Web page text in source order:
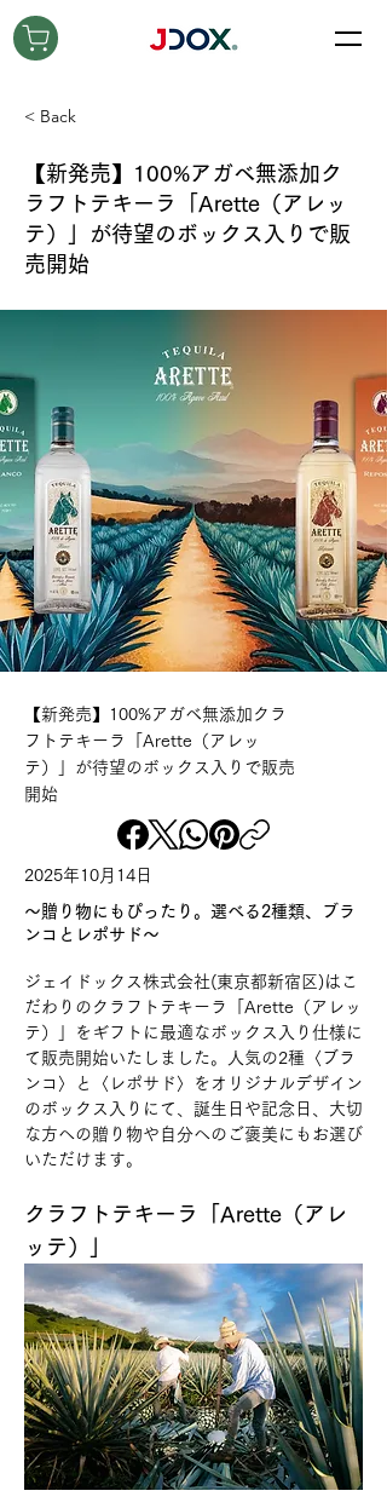
< Back
【新発売】100%アガベ無添加ク
ラフトテキーラ「Arette（アレッ
テ）」が待望のボックス入りで販
売開始
【新発売】100%アガベ無添加クラ
フトテキーラ「Arette（アレッ
テ）」が待望のボックス入りで販売
開始
2025年10月14日
〜贈り物にもぴったり。選べる2種類、ブラ
ンコとレポサド〜
ジェイドックス株式会社(東京都新宿区)はこ
だわりのクラフトテキーラ「Arette（アレッ
テ）」をギフトに最適なボックス入り仕様に
て販売開始いたしました。人気の2種〈ブラ
ンコ〉と〈レポサド〉をオリジナルデザイン
のボックス入りにて、誕生日や記念日、大切
な方への贈り物や自分へのご褒美にもお選び
いただけます。
クラフトテキーラ「Arette（アレ
ッテ）」